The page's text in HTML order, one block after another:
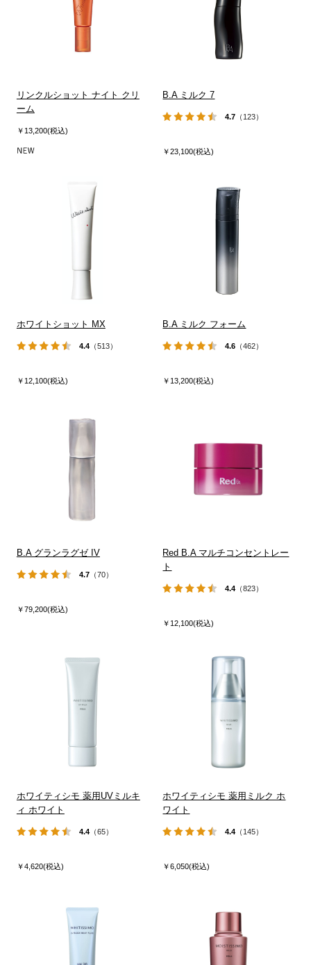
リンクルショット ナイト クリ
ーム
￥13,200(税込)
B.A ミルク 7
4.7 （123）
￥23,100(税込)
ホワイトショット MX
4.4（513）
￥12,100(税込)
B.A ミルク フォーム
4.6 （462）
￥13,200(税込)
B.A グランラグゼ IV
4.7（70）
￥79,200(税込)
Red B.A マルチコンセントレー
ト
4.4 （823）
￥12,100(税込)
ホワイティシモ 薬用UVミルキ
ィ ホワイト
4.4（65）
￥4,620(税込)
ホワイティシモ 薬用ミルク ホ
ワイト
4.4 （145）
￥6,050(税込)